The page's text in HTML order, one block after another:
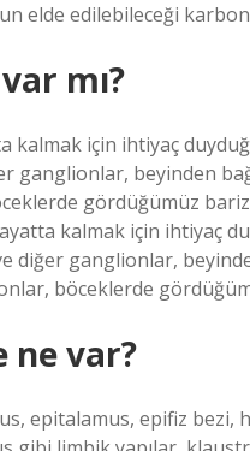
elde edilebileceği
mı?
için ihtiyaç
ganglionlar, beyinden
gördüğümüz
kalmak için ihtiyaç
diğer ganglionlar,
böceklerde
ne var?
epitalamus, epifiz